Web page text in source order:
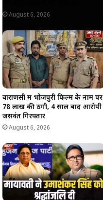
August 6, 2026
वाराणसी में भोजपुरी फिल्म के नाम पर
78 लाख की ठगी, 4 साल बाद आरोपी
जसवंत गिरफ्तार
August 6, 2026